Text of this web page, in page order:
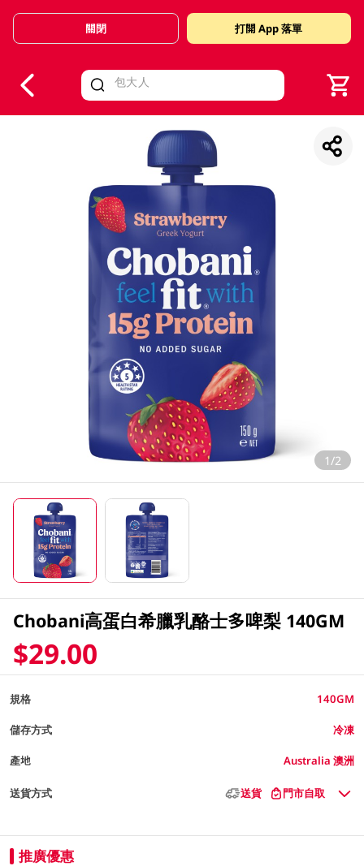
Valid Until 30 June 2026
關閉 打開 App 落單
1/2
Chobani高蛋白希臘乳酪士多啤梨 140GM
$29.00
規格 140GM
儲存方式 冷凍
產地 Australia 澳洲
送貨方式 送貨 門市自取
推廣優惠